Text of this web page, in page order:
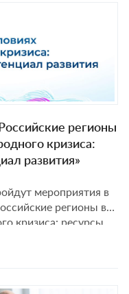
регионы
кризиса:
развития»
мероприятия в
регионы в
кризиса: ресурсы
проводимого